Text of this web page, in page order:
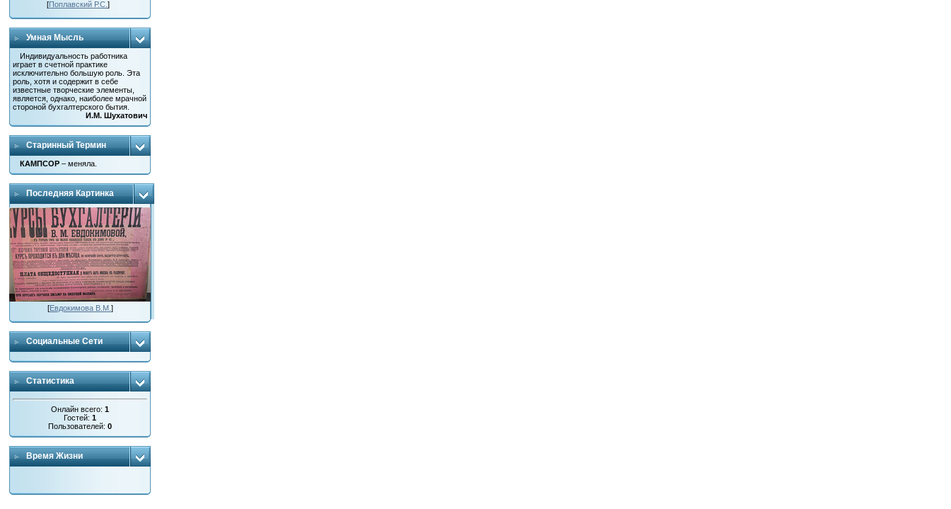
[Поплавский Р.С.]
Умная Мысль
Индивидуальность работника
играет в счетной практике
исключительно большую роль. Эта
роль, хотя и содержит в себе
известные творческие элементы,
является, однако, наиболее мрачной
стороной бухгалтерского бытия.
И.М. Шухатович
Старинный Термин
КАМПСОР – меняла.
Последняя Картинка
[Евдокимова В.М. ]
Социальные Сети
Статистика
Онлайн всего:1
Гостей:1
Пользователей:0
Время Жизни